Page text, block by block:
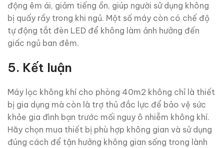
động êm ái, giảm tiếng ồn, giúp người sử dụng không
bị quấy rầy trong khi ngủ. Một số máy còn có chế độ
tự động tắt đèn LED để không làm ảnh hưởng đến
giấc ngủ ban đêm.
5. Kết luận
Máy lọc không khí cho phòng 40m2 không chỉ là thiết
bị gia dụng mà còn là trợ thủ đắc lực để bảo vệ sức
khỏe gia đình bạn trước mối nguy ô nhiễm không khí.
Hãy chọn mua thiết bị phù hợp không gian và sử dụng
đúng cách để tận hưởng không gian sống trong lành